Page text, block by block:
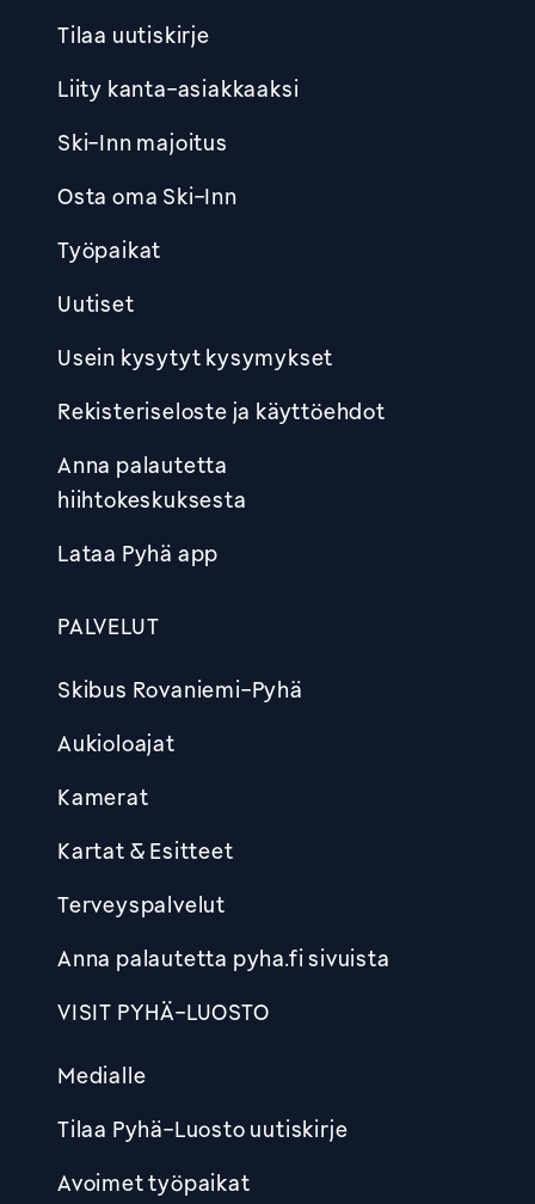
Tilaa uutiskirje
Liity kanta-asiakkaaksi
Ski-Inn majoitus
Osta oma Ski-Inn
Työpaikat
Uutiset
Usein kysytyt kysymykset
Rekisteriseloste ja käyttöehdot
Anna palautetta
hiihtokeskuksesta
Lataa Pyhä app
PALVELUT
Skibus Rovaniemi-Pyhä
Aukioloajat
Kamerat
Kartat & Esitteet
Terveyspalvelut
Anna palautetta pyha.fi sivuista
VISIT PYHÄ-LUOSTO
Medialle
Tilaa Pyhä-Luosto uutiskirje
Avoimet työpaikat